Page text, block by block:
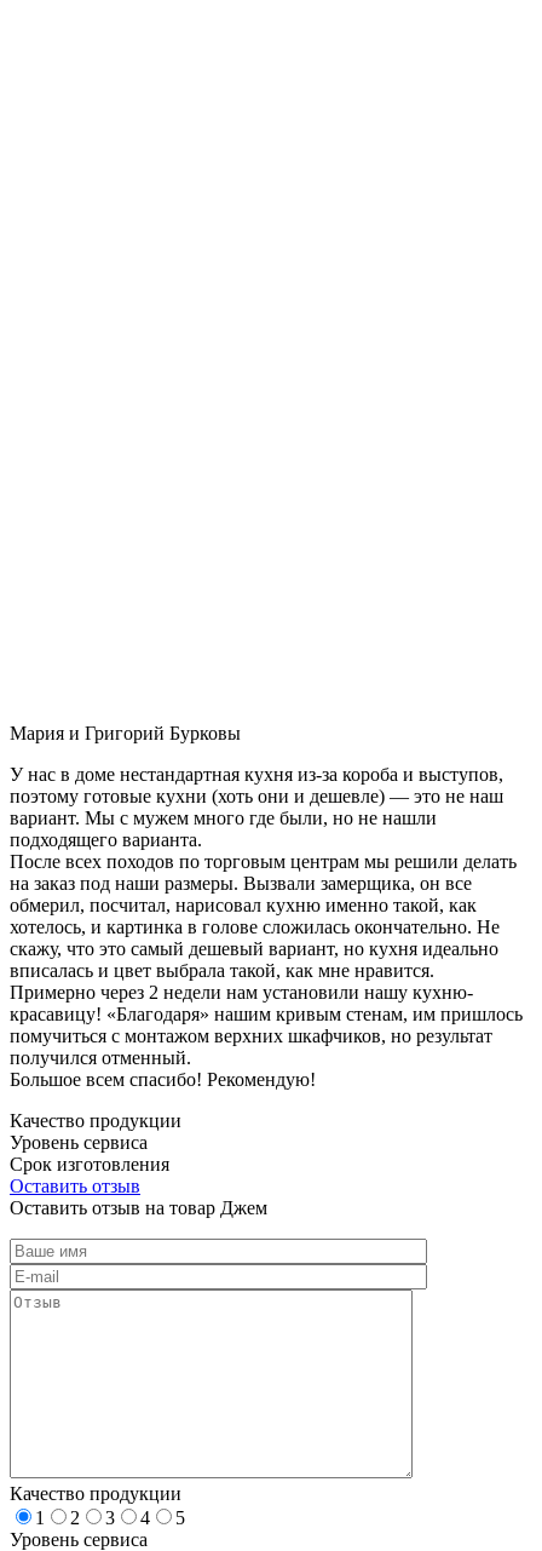
Мария и Григорий Бурковы
У нас в доме нестандартная кухня из-за короба и выступов,
поэтому готовые кухни (хоть они и дешевле) — это не наш
вариант. Мы с мужем много где были, но не нашли
подходящего варианта.
После всех походов по торговым центрам мы решили делать
на заказ под наши размеры. Вызвали замерщика, он все
обмерил, посчитал, нарисовал кухню именно такой, как
хотелось, и картинка в голове сложилась окончательно. Не
скажу, что это самый дешевый вариант, но кухня идеально
вписалась и цвет выбрала такой, как мне нравится.
Примерно через 2 недели нам установили нашу кухню-
красавицу! «Благодаря» нашим кривым стенам, им пришлось
помучиться с монтажом верхних шкафчиков, но результат
получился отменный.
Большое всем спасибо! Рекомендую!
Качество продукции
Уровень сервиса
Срок изготовления
Оставить отзыв
Оставить отзыв на товар Джем
Качество продукции
1
2 3 4
5
Уровень сервиса